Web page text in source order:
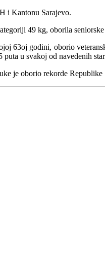
i Kantonu Sarajevo.
49 kg, oborila
63oj godini, oborio
u svakoj od navedenih
je oborio rekorde